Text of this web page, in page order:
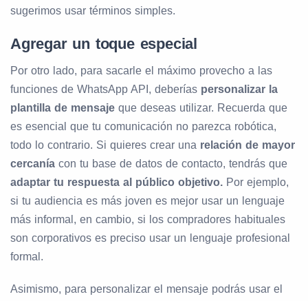
sugerimos usar términos simples.
Agregar un toque especial
Por otro lado, para sacarle el máximo provecho a las
funciones de WhatsApp API, deberías personalizar la
plantilla de mensaje que deseas utilizar. Recuerda que
es esencial que tu comunicación no parezca robótica,
todo lo contrario. Si quieres crear una relación de mayor
cercanía con tu base de datos de contacto, tendrás que
adaptar tu respuesta al público objetivo. Por ejemplo,
si tu audiencia es más joven es mejor usar un lenguaje
más informal, en cambio, si los compradores habituales
son corporativos es preciso usar un lenguaje profesional
formal.
Asimismo, para personalizar el mensaje podrás usar el